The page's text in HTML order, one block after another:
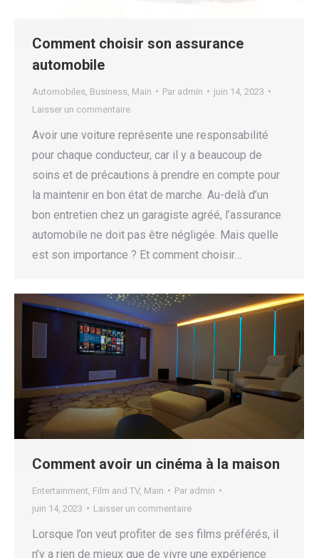
Comment choisir son assurance
automobile
Automobiles Business Main Par admin
juin 14, 2023
Laisser un commentaire
Avoir une voiture représente une responsabilité
pour chaque conducteur, car il y a beaucoup de
soins et de précautions à prendre en compte pour
la maintenir en bon état de marche. Au-delà d’un
bon entretien chez un garagiste agréé, l’assurance
automobile ne doit pas être négligée. Mais quelle
est son importance ? Et comment choisir…
Comment avoir un cinéma à la maison
Entertainment Film and TV, Main Par admin
juin 14, 2023
Laisser un commentaire
Lorsque l’on veut profiter de ses films préférés, il
n’y a rien de mieux que de vivre une expérience